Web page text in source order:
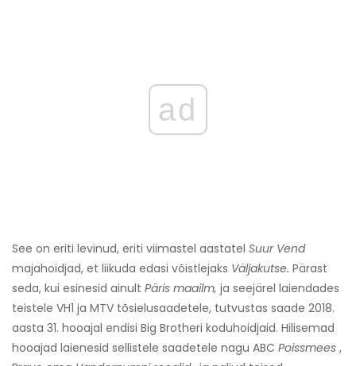
ad
See on eriti levinud, eriti viimastel aastatel Suur Vend
majahoidjad, et liikuda edasi võistlejaks Väljakutse. Pärast
seda, kui esinesid ainult Päris maailm, ja seejärel laiendades
teistele VH1 ja MTV tõsielusaadetele, tutvustas saade 2018.
aasta 31. hooajal endisi Big Brotheri koduhoidjaid. Hilisemad
hooajad laienesid sellistele saadetele nagu ABC Poissmees ,